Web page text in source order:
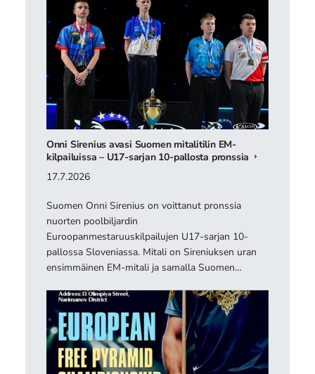
Onni Sirenius avasi Suomen mitalitilin EM-
kilpailuissa – U17-sarjan 10-pallosta pronssia
17.7.2026
Suomen Onni Sirenius on voittanut pronssia
nuorten poolbiljardin
Euroopanmestaruuskilpailujen U17-sarjan 10-
pallossa Sloveniassa. Mitali on Sireniuksen uran
ensimmäinen EM-mitali ja samalla Suomen…